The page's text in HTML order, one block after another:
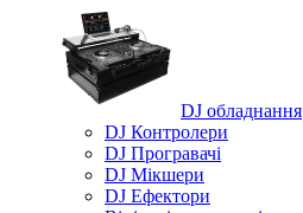
DJ обладнання
DJ Контролери
DJ Програвачі
DJ Мікшери
DJ Ефектори